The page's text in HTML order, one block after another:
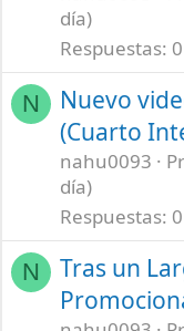
día)
Respuestas 0
N
Nuevo
(Cuarto
nahu0093
día)
Respuestas 0
N
Tras un